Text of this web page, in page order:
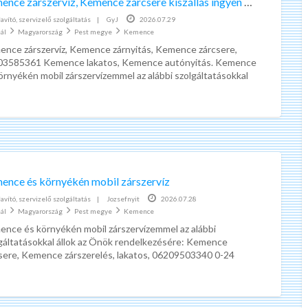
ad
tag
Javító, szervizelő szolgáltatás | GyJ
2026.07.29
Magyarország Pest megye Kemence
zárszervíz, Kemence zárnyitás, Kemence zárcsere,
Kemence lakatos, Kemence autónyitás. Kemence
mobil zárszervízemmel az alábbi szolgáltatásokkal
és környékén mobil zárszervíz
Javító, szervizelő szolgáltatás | Jozsefnyit
2026.07.28
Magyarország Pest megye Kemence
és környékén mobil zárszervízemmel az alábbi
állok az Önök rendelkezésére: Kemence
Kemence zárszerelés, lakatos, 06209503340 0-24
r
d
í
v
k
i
t
t
Kérdőív kitöltés pénzért | marketagent | valós, fizető munka
A világ legegyszerűbb internetes
munkáját ajánlom!
Nincs anyagi befektetés, nem
kötelező másoknak megmutatni.
Egyszerűen csak regisztrálni kell és